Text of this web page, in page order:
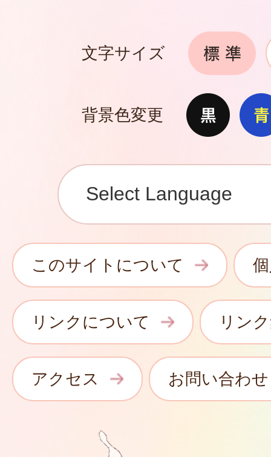
文字サイズ
背景色変更
このサイトについて
リンクについて リン
アクセス お問い合わせ